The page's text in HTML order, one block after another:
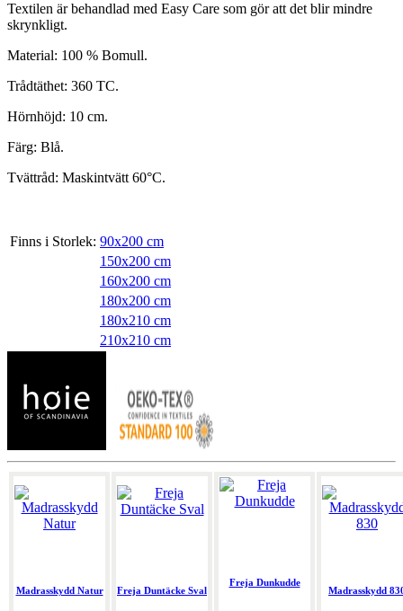
Textilen är behandlad med Easy Care som gör att det blir mindre
skrynkligt.
Material: 100 % Bomull.
Trådtäthet: 360 TC.
Hörnhöjd: 10 cm.
Färg: Blå.
Tvättråd: Maskintvätt 60°C.
Finns i Storlek: 90x200 cm
150x200 cm
160x200 cm
180x200 cm
180x210 cm
210x210 cm
Madrasskydd Natur Freja Duntäcke Sval
Freja Dunkudde
Madrasskydd